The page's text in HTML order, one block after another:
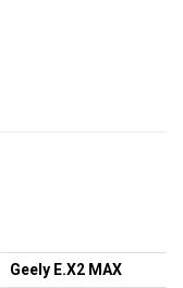
Geely E.X2 MAX